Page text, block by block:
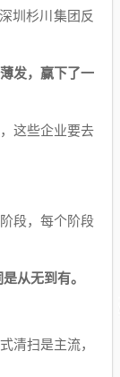
圳杉川集团反
发，赢下了一
这些企业要去
段，每个阶段
从无到有。
清扫是主流，